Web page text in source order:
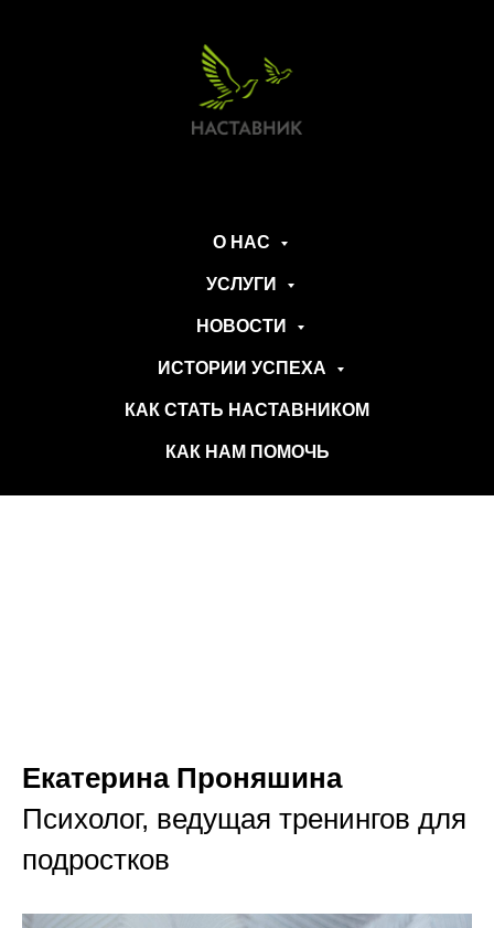
О НАС
УСЛУГИ
НОВОСТИ
ИСТОРИИ УСПЕХА
КАК СТАТЬ НАСТАВНИКОМ
КАК НАМ ПОМОЧЬ
Екатерина Проняшина
Психолог, ведущая тренингов для
подростков